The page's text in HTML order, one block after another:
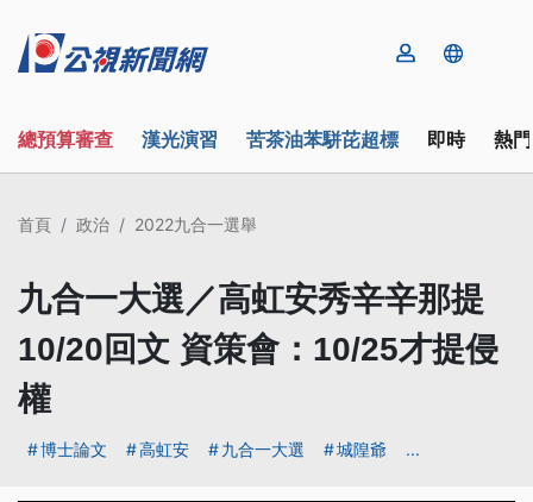
總預算審查 漢光演習 苦茶油苯駢芘超標 即時 熱
首頁 政治 2022九合一選舉
九合一大選／高虹安秀辛辛那提
10/20回文 資策會：10/25才提侵
權
博士論文 高虹安 九合一大選 城隍爺 ...